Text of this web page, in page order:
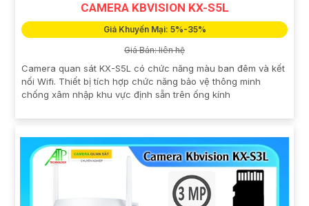
CAMERA KBVISION KX-S5L
Giá Khuyến Mại: 5%-35%
Giá Bán: liên hệ
Camera quan sát KX-S5L có chức năng màu ban đêm và kết
nối Wifi. Thiết bị tích hợp chức năng bảo vệ thông minh
chống xâm nhập khu vực định sẵn trên ống kính